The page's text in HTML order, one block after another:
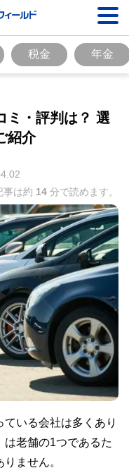
税金 年金
ミ・評判は？ 選
紹介
事は約 14 分で読めます。
いる会社は多くあり
は老舗の1つであるた
ません。